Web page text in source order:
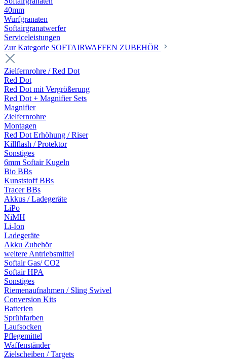
40mm
Wurfgranaten
Softairgranatwerfer
Serviceleistungen
Zur Kategorie SOFTAIRWAFFEN ZUBEHÖR
Zielfernrohre / Red Dot
Red Dot
Red Dot mit Vergrößerung
Red Dot + Magnifier Sets
Magnifier
Zielfernrohre
Montagen
Red Dot Erhöhung / Riser
Killflash / Protektor
Sonstiges
6mm Softair Kugeln
Bio BBs
Kunststoff BBs
Tracer BBs
Akkus / Ladegeräte
LiPo
NiMH
Li-Ion
Ladegeräte
Akku Zubehör
weitere Antriebsmittel
Softair Gas/ CO2
Softair HPA
Sonstiges
Riemenaufnahmen / Sling Swivel
Conversion Kits
Batterien
Sprühfarben
Laufsocken
Pflegemittel
Waffenständer
Zielscheiben / Targets